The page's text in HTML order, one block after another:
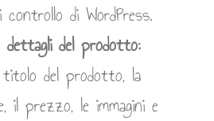
controllo di WordPress.
dettagli del prodotto:
titolo del prodotto, la
il prezzo, le immagini e